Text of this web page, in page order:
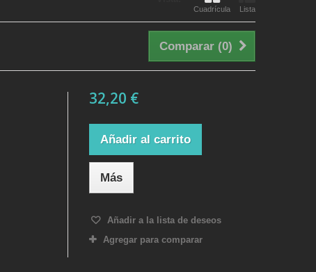
Cuadrícula Lista
Comparar (0)
32,20 €
Añadir al carrito
Más
Añadir a la lista de deseos
Agregar para comparar